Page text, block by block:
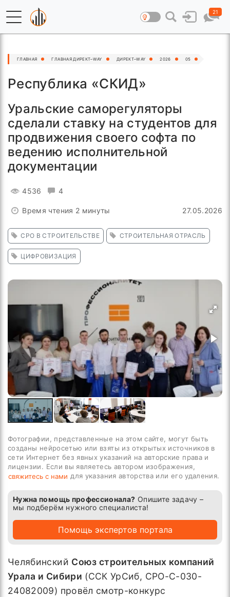
21
ГЛАВНАЯ ГЛАВНАЯ ДИРЕКТ–WAY ДИРЕКТ–WAY 2026 05
Республика «СКИД»
Уральские саморегуляторы
сделали ставку на студентов для
продвижения своего софта по
ведению исполнительной
документации
4536 4
Время чтения 2 минуты 27.05.2026
СРО В СТРОИТЕЛЬСТВЕ СТРОИТЕЛЬНАЯ ОТРАСЛЬ
ЦИФРОВИЗАЦИЯ
Фотографии, представленные на этом сайте, могут быть
созданы нейросетью или взяты из открытых источников в
сети Интернет без явных указаний на авторские права и
лицензии. Если вы являетесь автором изображения,
свяжитесь с нами для указания авторства или его удаления.
Нужна помощь профессионала? Опишите задачу –
мы подберём нужного специалиста!
Помощь экспертов портала
Челябинский Союз строительных компаний
Урала и Сибири (ССК УрСиб, СРО-С-030-
24082009) провёл смотр-конкурс